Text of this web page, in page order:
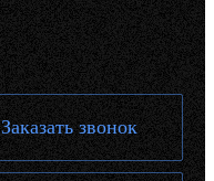
Заказать звонок